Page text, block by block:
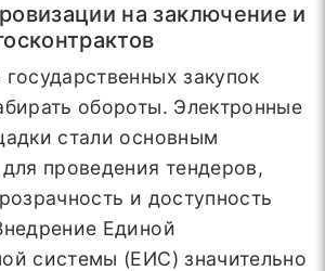
на заключение и
закупок
обороты. Электронные
стали основным
проведения тендеров,
и доступность
Единой
системы (ЕИС) значительно